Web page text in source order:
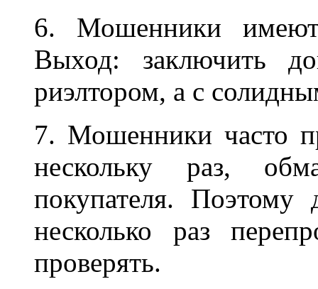
6. Мошенники
Выход: заключить
риэлтором, а с
7. Мошенники часто
нескольку раз,
покупателя. Поэтому
несколько раз
проверять.